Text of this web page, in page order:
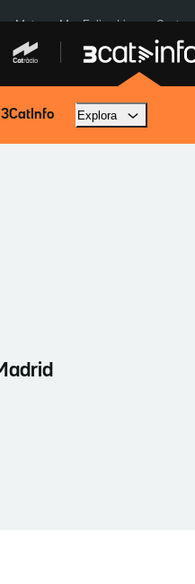
a Meta Mor Felipe Lipe Ceuta
3CatInfo Explora